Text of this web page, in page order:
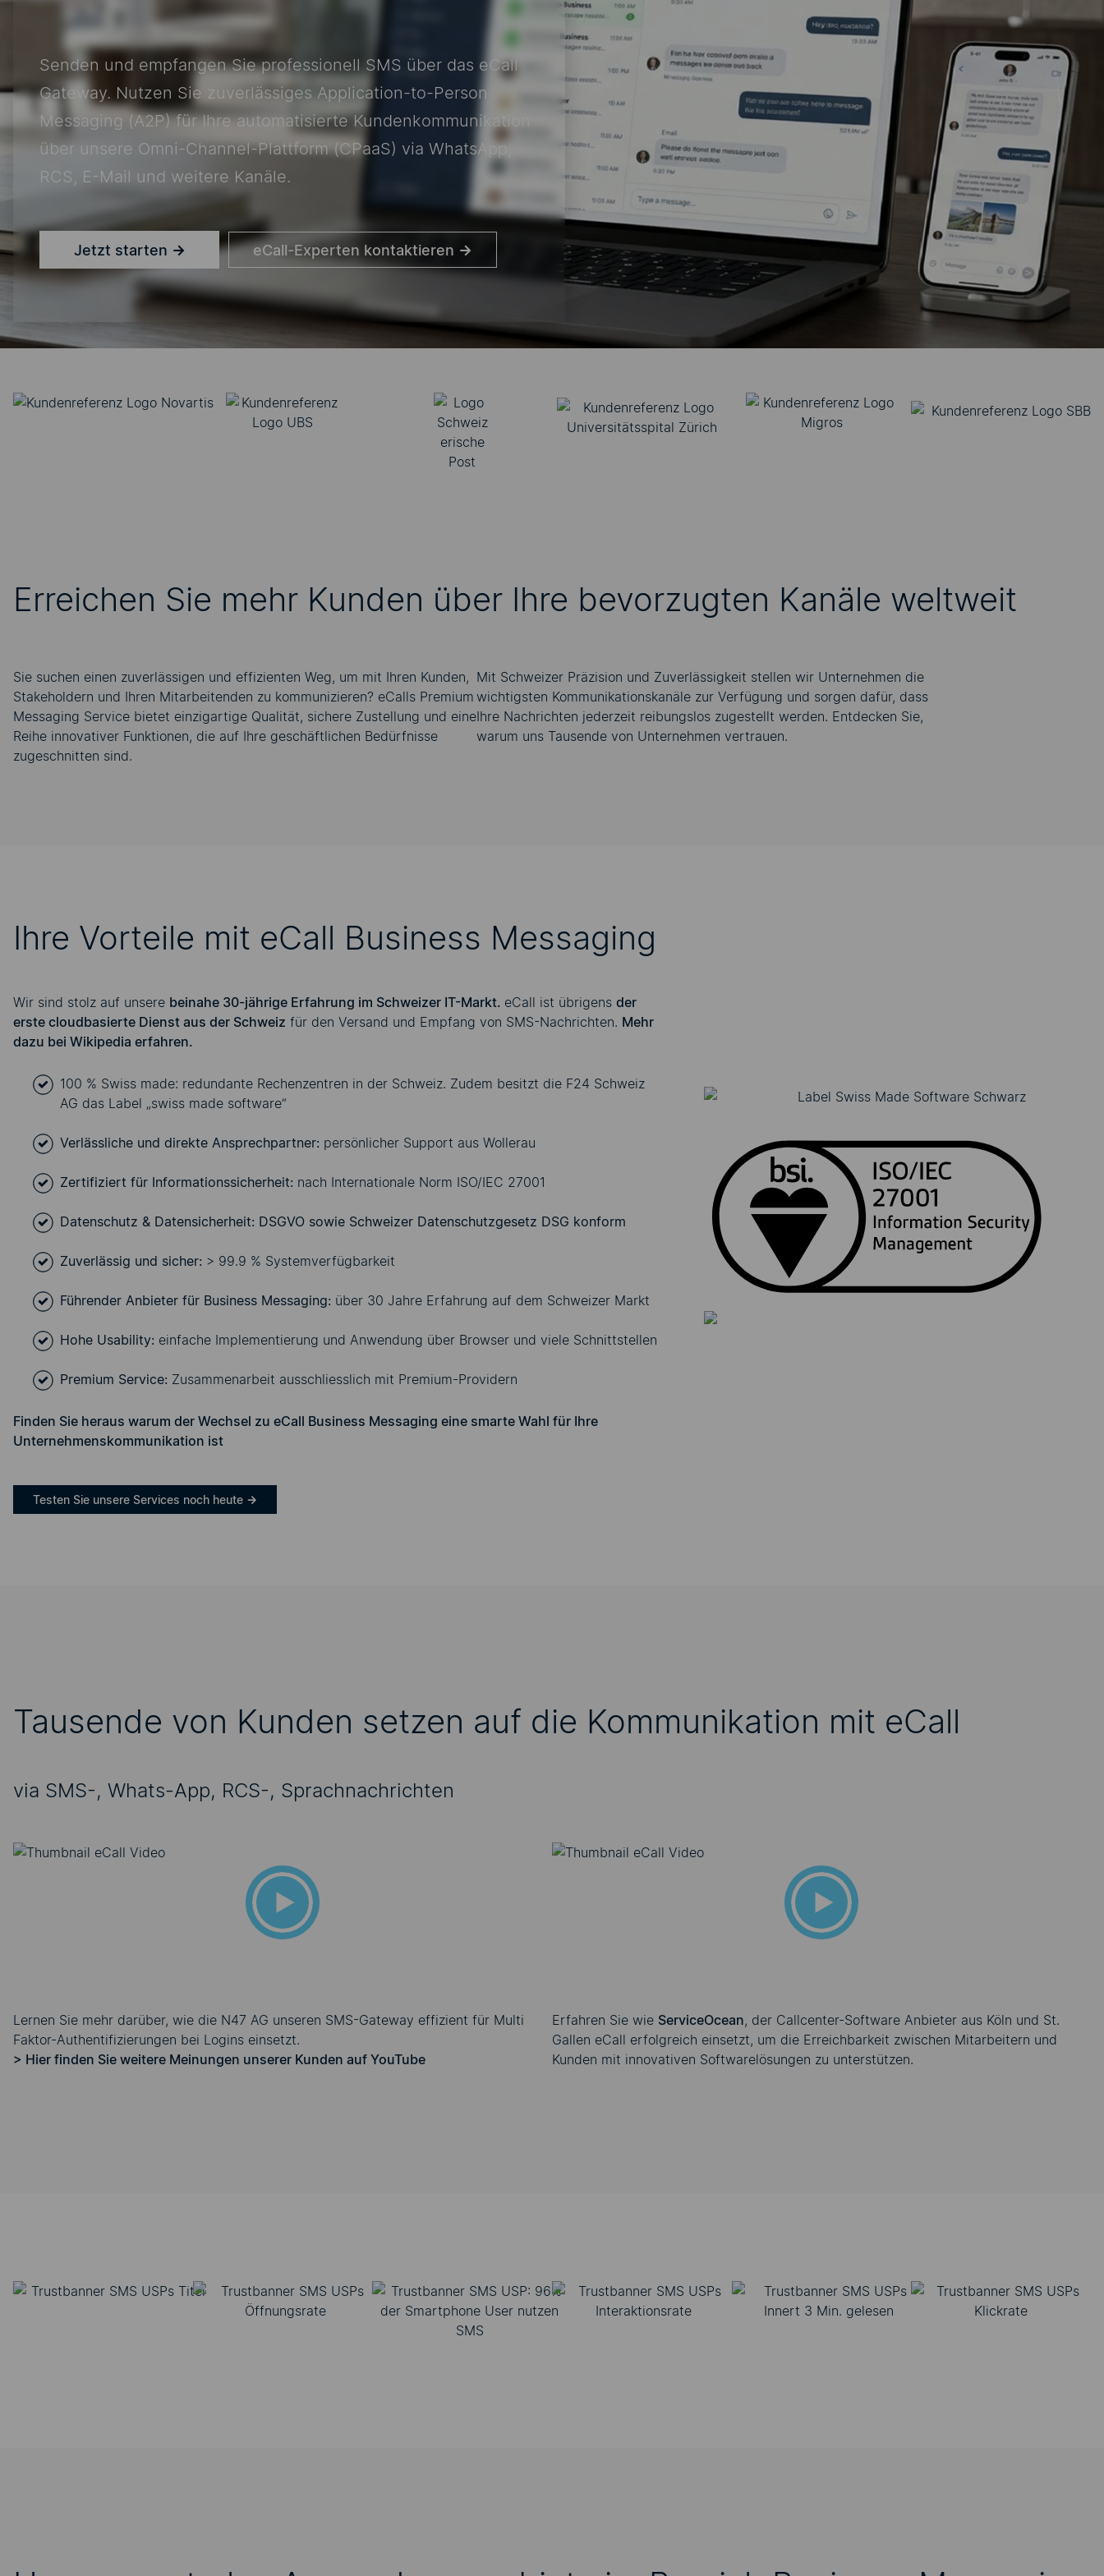
Senden und empfangen Sie professionell SMS über das eCall
Gateway. Nutzen Sie zuverlässiges Application-to-Person
Messaging (A2P)für Ihre automatisierte Kundenkommunikation
über unsere Omni-Channel-Plattform(CPaaS) via WhatsApp
RCS
E-Mail und weitere Kanäle.
Jetzt starten → eCall-Experten kontaktieren →
Erreichen Sie mehr Kunden über Ihre bevorzugten Kanäle weltweit
Sie suchen einen zuverlässigen und effizienten Weg, um mit Ihren Kunden,
Stakeholdern und Ihren Mitarbeitenden zu kommunizieren? eCalls Premium
Messaging Service bietet einzigartige Qualität, sichere Zustellung und eine
Reihe innovativer Funktionen, die auf Ihre geschäftlichen Bedürfnisse
zugeschnitten sind.
Mit Schweizer Präzision und Zuverlässigkeit stellen wir Unternehmen die
wichtigsten Kommunikationskanäle zur Verfügung und sorgen dafür, dass
Ihre Nachrichten jederzeit reibungslos zugestellt werden. Entdecken Sie,
warum uns Tausende von Unternehmen vertrauen.
Ihre Vorteile mit eCall Business Messaging
Wir sind stolz auf unsere beinahe 30-jährige Erfahrung im Schweizer IT-Markt. eCall ist übrigens der
erste cloudbasierte Dienst aus der Schweiz für den Versand und Empfang von SMS-Nachrichten. Mehr
dazu bei Wikipedia erfahren.
100 % Swiss made: redundante Rechenzentren in der Schweiz. Zudem besitzt die F24 Schweiz
AG das Label „swiss made software“
Verlässliche und direkte Ansprechpartner: persönlicher Support aus Wollerau
Zertifiziert für Informationssicherheit: nach Internationale Norm ISO/IEC 27001
Datenschutz & Datensicherheit: DSGVO sowie Schweizer Datenschutzgesetz DSG konform
Zuverlässig und sicher: > 99.9 % Systemverfügbarkeit
Führender Anbieter für Business Messaging: über 30 Jahre Erfahrung auf dem Schweizer Markt
Hohe Usability: einfache Implementierung und Anwendung über Browser und viele Schnittstellen
Premium Service: Zusammenarbeit ausschliesslich mit Premium-Providern
Finden Sie heraus warum der Wechsel zu eCall Business Messaging eine smarte Wahl für Ihre
Unternehmenskommunikation ist
Testen Sie unsere Services noch heute →
Tausende von Kunden setzen auf die Kommunikation mit eCall
via SMS-, Whats-App, RCS-, Sprachnachrichten
Um Ihnen diesen Inhalt anzeigen
zu können, müssen Sie der
Verwendung von Cookies
zustimmen.
Cookie-Einstellungen
Lernen Sie mehr darüber, wie die N47 AG unseren SMS-Gateway effizient für Multi
Faktor-Authentifizierungen bei Logins einsetzt.
> Hier finden Sie weitere Meinungen unserer Kunden auf YouTube
zu können, müssen Sie der
Verwendung von Cookies
zustimmen.
Cookie-Einstellungen
Erfahren Sie wie ServiceOcean, der Callcenter-Software Anbieter aus Köln und St.
Gallen eCall erfolgreich einsetzt, um die Erreichbarkeit zwischen Mitarbeitern und
Kunden mit innovativen Softwarelösungen zu unterstützen.